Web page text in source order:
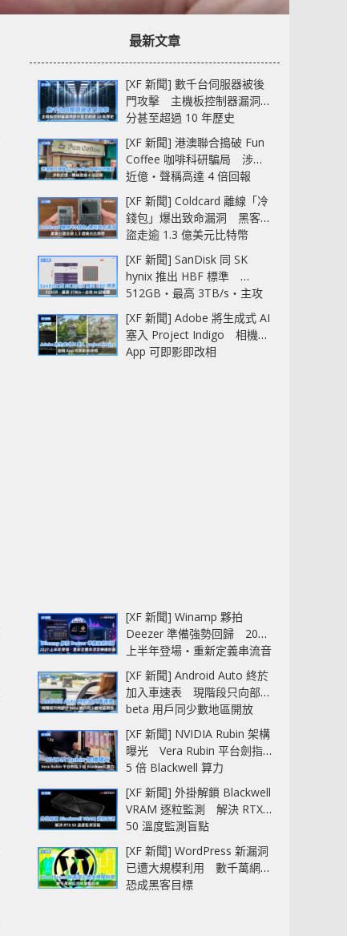
最新文章
[XF 新聞] 數千台伺服器被後
門攻擊 主機板控制器漏洞部
分甚至超過 10 年歷史
[XF 新聞] 港澳聯合搗破 Fun
Coffee 咖啡科研騙局 涉款
近億‧聲稱高達 4 倍回報
[XF 新聞] Coldcard 離線「冷
錢包」爆出致命漏洞 黑客已
盜走逾 1.3 億美元比特幣
[XF 新聞] SanDisk 同 SK
hynix 推出 HBF 標準
512GB‧最高 3TB/s‧主攻
AI 記憶體
[XF 新聞] Adobe 將生成式 AI
塞入 Project Indigo 相機
App 可即影即改相
[XF 新聞] Winamp 夥拍
Deezer 準備強勢回歸 2027
上半年登場‧重新定義串流音
樂播放器
[XF 新聞] Android Auto 終於
加入車速表 現階段只向部分
beta 用戶同少數地區開放
[XF 新聞] NVIDIA Rubin 架構
曝光 Vera Rubin 平台劍指
5 倍 Blackwell 算力
[XF 新聞] 外掛解鎖 Blackwell
VRAM 逐粒監測 解決 RTX
50 溫度監測盲點
[XF 新聞] WordPress 新漏洞
已遭大規模利用 數千萬網站
恐成黑客目標